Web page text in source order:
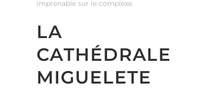
imprenable sur le complexe.
LA
CATHÉDRALE
MIGUELETE